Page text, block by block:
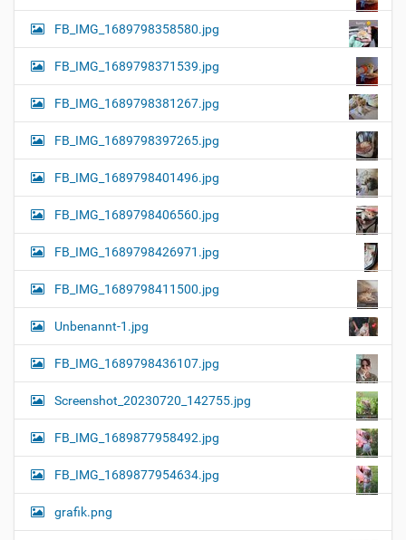
FB_IMG_1689798358580.jpg
FB_IMG_1689798371539.jpg
FB_IMG_1689798381267.jpg
FB_IMG_1689798397265.jpg
FB_IMG_1689798401496.jpg
FB_IMG_1689798406560.jpg
FB_IMG_1689798426971.jpg
FB_IMG_1689798411500.jpg
Unbenannt-1.jpg
FB_IMG_1689798436107.jpg
Screenshot_20230720_142755.jpg
FB_IMG_1689877958492.jpg
FB_IMG_1689877954634.jpg
grafik.png